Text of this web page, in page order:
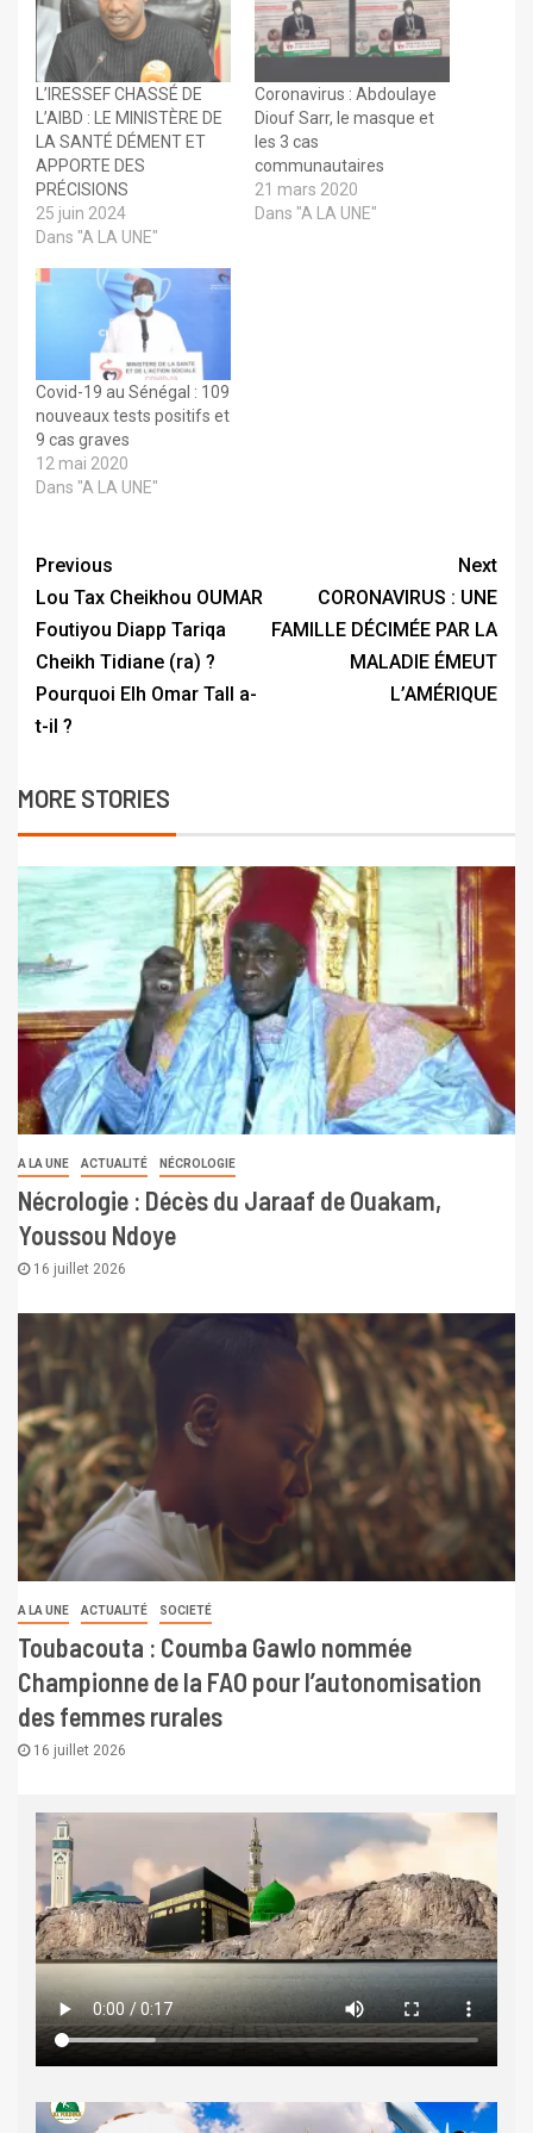
L’IRESSEF CHASSÉ DE
L’AIBD : LE MINISTÈRE DE
LA SANTÉ DÉMENT ET
APPORTE DES
PRÉCISIONS
25 juin 2024
Dans "A LA UNE"
Coronavirus : Abdoulaye
Diouf Sarr, le masque et
les 3 cas
communautaires
21 mars 2020
Dans "A LA UNE"
Covid-19 au Sénégal : 109
nouveaux tests positifs et
9 cas graves
12 mai 2020
Dans "A LA UNE"
Previous
Lou Tax Cheikhou OUMAR
Foutiyou Diapp Tariqa
Cheikh Tidiane (ra) ?
Pourquoi Elh Omar Tall a-
t-il ?
Next
CORONAVIRUS : UNE
FAMILLE DÉCIMÉE PAR LA
MALADIE ÉMEUT
L’AMÉRIQUE
MORE STORIES
A LA UNE ACTUALITÉ NÉCROLOGIE
Nécrologie : Décès du Jaraaf de Ouakam,
Youssou Ndoye
16 juillet 2026
A LA UNE ACTUALITÉ SOCIETÉ
Toubacouta : Coumba Gawlo nommée
Championne de la FAO pour l’autonomisation
des femmes rurales
16 juillet 2026